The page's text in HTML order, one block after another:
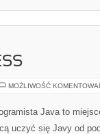
MOŻLIWOŚĆ
Java to
uczyć się Javy od